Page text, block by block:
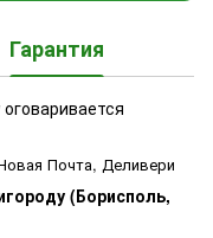
Гарантия
оговаривается
Почта, Деливери
(Борисполь,